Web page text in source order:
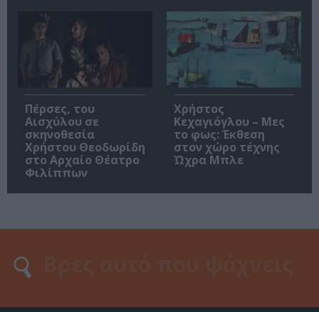
Πέρσες, του
Αισχύλου σε
σκηνοθεσία
Χρήστου Θεοδωρίδη
στο Αρχαίο Θέατρο
Φιλίππων
Χρήστος
Κεχαγιόγλου – Μες
το φως: Έκθεση
στον χώρο τέχνης
Ώχρα Μπλε